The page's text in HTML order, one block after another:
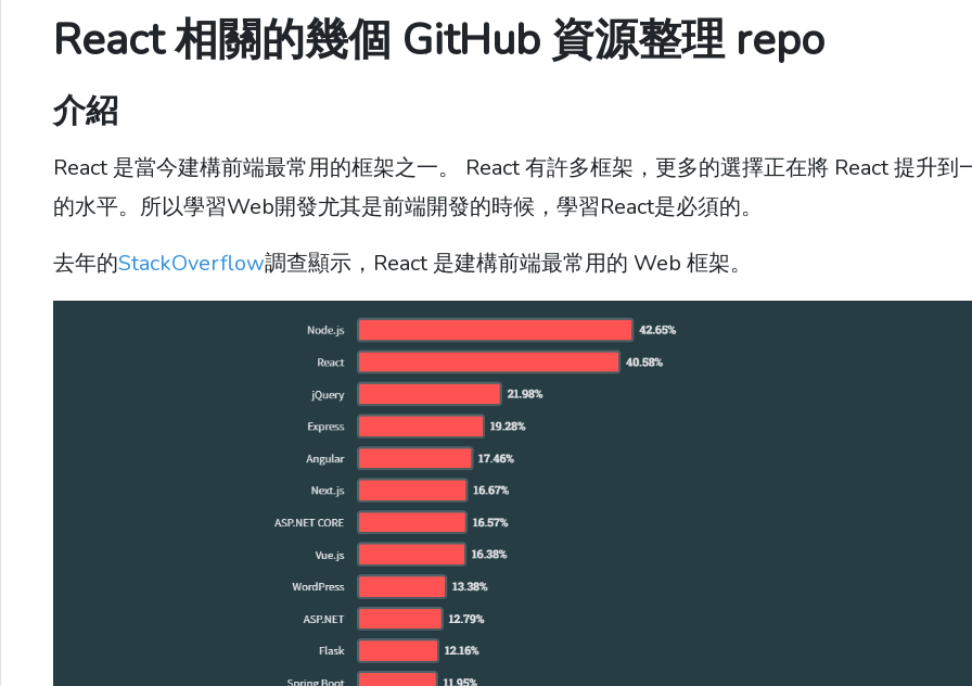
React 相關的幾個 GitHub 資源整理 repo
介紹
React 是當今建構前端最常用的框架之一。 React 有許多框架，更多的選擇正在將 React 提升到
的水平。所以學習Web開發尤其是前端開發的時候，學習React是必須的。
去年的StackOverflow調查顯示，React 是建構前端最常用的 Web 框架。